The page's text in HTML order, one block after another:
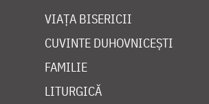
VIAȚA BISERICII
CUVINTE DUHOVNICEȘTI
FAMILIE
LITURGICĂ